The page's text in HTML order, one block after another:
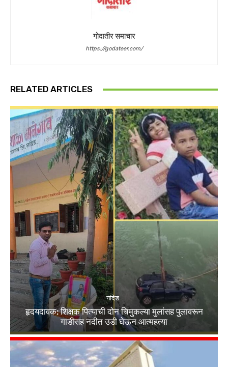
गोदातीर समाचार
https://godateer.com/
RELATED ARTICLES
नांदेड
हृदयदावक: शिक्षक पित्याची दोन चिमुकल्या मुलांसह पुलावरून
गाडीसह नदीत उडी घेऊन आत्महत्या